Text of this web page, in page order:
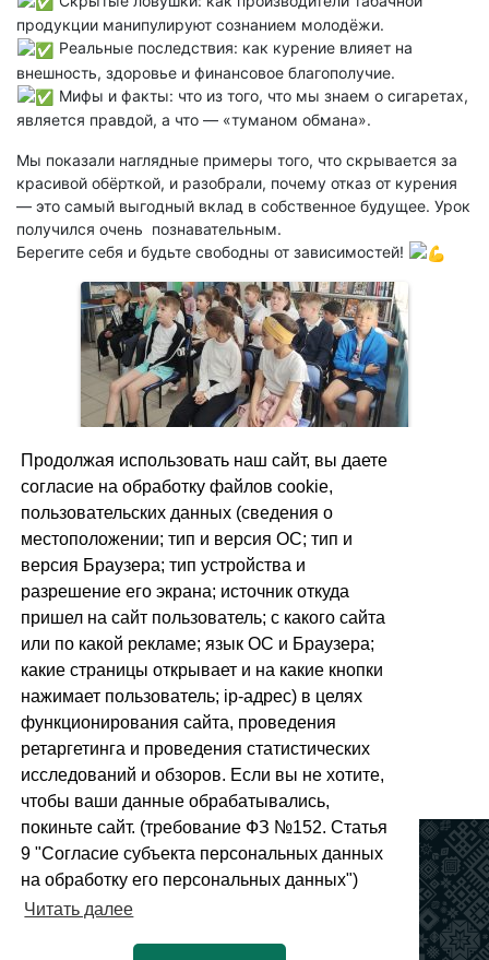
Продолжая использовать наш сайт, вы даете
согласие на обработку файлов cookie,
пользовательских данных (сведения о
местоположении; тип и версия ОС; тип и
версия Браузера; тип устройства и
разрешение его экрана; источник откуда
пришел на сайт пользователь; с какого сайта
или по какой рекламе; язык ОС и Браузера;
какие страницы открывает и на какие кнопки
нажимает пользователь; ip-адрес) в целях
функционирования сайта, проведения
ретаргетинга и проведения статистических
исследований и обзоров. Если вы не хотите,
чтобы ваши данные обрабатывались,
покиньте сайт. (требование ФЗ №152. Статья
9 "Согласие субъекта персональных данных
на обработку его персональных данных")
Читать далее
продукции манипулируют сознанием молодёжи.
Реальные последствия: как курение влияет на
внешность, здоровье и финансовое благополучие.
Мифы и факты: что из того, что мы знаем о сигаретах,
является правдой, а что — «туманом обмана».
Мы показали наглядные примеры того, что скрывается за
красивой обёрткой, и разобрали, почему отказ от курения
— это самый выгодный вклад в собственное будущее. Урок
получился очень познавательным.
Берегите себя и будьте свободны от зависимостей!
0
Полезные ссылки